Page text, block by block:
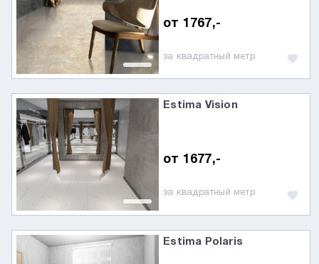
от 1767,-
за квадратный метр
Estima Vision
от 1677,-
за квадратный метр
Estima Polaris